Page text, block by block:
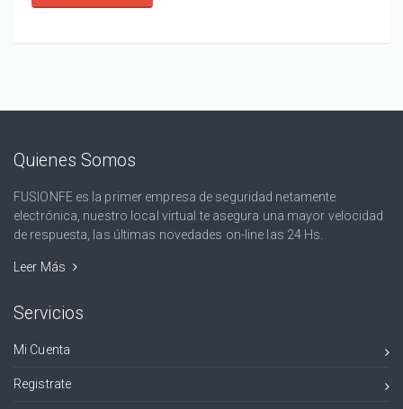
Quienes Somos
FUSIONFE es la primer empresa de seguridad netamente
electrónica, nuestro local virtual te asegura una mayor velocidad
de respuesta, las últimas novedades on-line las 24 Hs.
Leer Más
Servicios
Mi Cuenta
Registrate